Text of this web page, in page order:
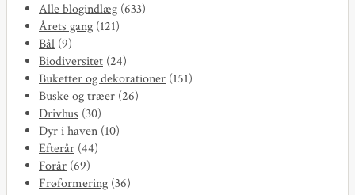
Alle blogindlæg (633)
Årets gang (121)
Bål (9)
Biodiversitet (24)
Buketter og dekorationer (151)
Buske og træer (26)
Drivhus (30)
Dyr i haven (10)
Efterår (44)
Forår (69)
Frøformering (36)